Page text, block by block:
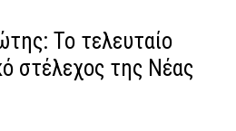
Το τελευταίο
στέλεχος της Νέας